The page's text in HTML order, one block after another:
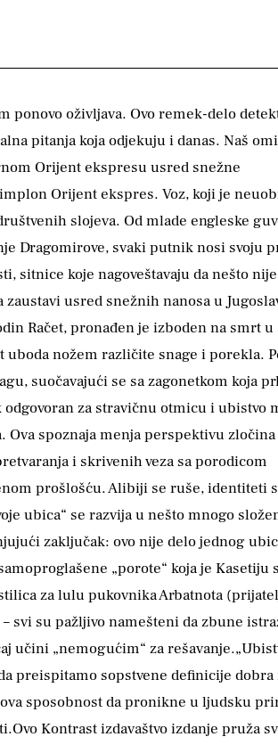
ponovo oživljava. Ovo remek-delo
pitanja koja odjekuju i danas. Naš
Orijent ekspresu usred snežne
Orijent ekspres. Voz, koji je
slojeva. Od mlade engleske
Dragomirove, svaki putnik nosi svoju
sitnice koje nagoveštavaju da nešto
usred snežnih nanosa u
Račet, pronađen je izboden na smrt u
nožem različite snage i porekla.
suočavajući se sa zagonetkom koja
za stravičnu otmicu i ubistvo
spoznaja menja perspektivu
i skrivenih veza sa porodicom
prošlošću. Alibiji se ruše, identiteti
ubica“ se razvija u nešto mnogo
zaključak: ovo nije delo jednog
„porote“ koja je Kasetiju
za lulu pukovnika Arbatnota
svi su pažljivo namešteni da zbune
učini „nemogućim“ za
preispitamo sopstvene definicije dobra
sposobnost da pronikne u ljudsku
Kontrast izdavaštvo izdanje pruža